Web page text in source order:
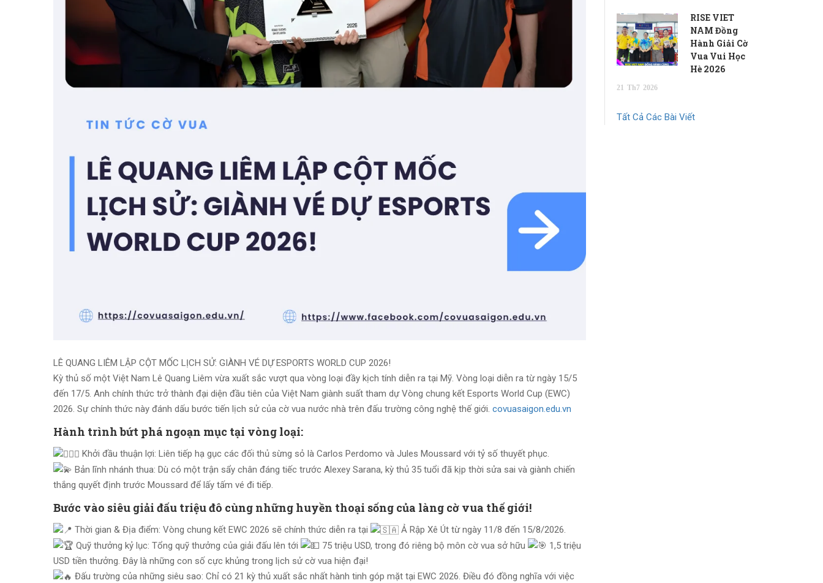
LÊ QUANG LIÊM LẬP CỘT MỐC LỊCH SỬ: GIÀNH VÉ DỰ ESPORTS WORLD CUP 2026!
Kỳ thủ số một Việt Nam Lê Quang Liêm vừa xuất sắc vượt qua vòng loại đầy kịch tính diễn ra tại Mỹ. Vòng loại diễn ra từ ngày 15/5
đến 17/5. Anh chính thức trở thành đại diện đầu tiên của Việt Nam giành suất tham dự Vòng chung kết Esports World Cup (EWC)
2026. Sự chính thức này đánh dấu bước tiến lịch sử của cờ vua nước nhà trên đấu trường công nghệ thế giới. covuasaigon.edu.vn
Hành trình bứt phá ngoạn mục tại vòng loại:
Khởi đầu thuận lợi: Liên tiếp hạ gục các đối thủ sừng sỏ là Carlos Perdomo và Jules Moussard với tỷ số thuyết phục.
Bản lĩnh nhánh thua: Dù có một trận sẩy chân đáng tiếc trước Alexey Sarana, kỳ thủ 35 tuổi đã kịp thời sửa sai và giành chiến
thắng quyết định trước Moussard để lấy tấm vé đi tiếp.
Bước vào siêu giải đấu triệu đô cùng những huyền thoại sống của làng cờ vua thế giới!
Thời gian & Địa điểm: Vòng chung kết EWC 2026 sẽ chính thức diễn ra tại
Ả Rập Xê Út từ ngày 11/8 đến 15/8/2026.
Quỹ thưởng kỷ lục: Tổng quỹ thưởng của giải đấu lên tới
75 triệu USD, trong đó riêng bộ môn cờ vua sở hữu
1,5 triệu
USD tiền thưởng. Đây là những con số cực khủng trong lịch sử cờ vua hiện đại!
Đấu trường của những siêu sao: Chỉ có 21 kỳ thủ xuất sắc nhất hành tinh góp mặt tại EWC 2026. Điều đó đồng nghĩa với việc
RISE VIET
NAM Đồng
Hành Giải Cờ
Vua Vui Học
Hè 2026
21 Th7 2026
Tất Cả Các Bài Viết